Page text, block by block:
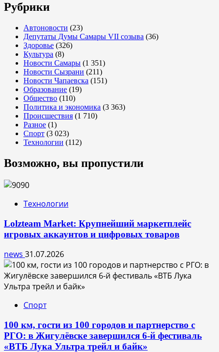
Рубрики
Автоновости (23)
Депутаты Думы Самары VII созыва (36)
Здоровье (326)
Культура (8)
Новости Самары (1 351)
Новости Сызрани (211)
Новости Чапаевска (151)
Образование (19)
Общество (110)
Политика и экономика (3 363)
Происшествия (1 710)
Разное (1)
Спорт (3 023)
Технологии (112)
Возможно, вы пропустили
Технологии
Lolzteam Market: Крупнейший маркетплейс
игровых аккаунтов и цифровых товаров
news 31.07.2026
Спорт
100 км, гости из 100 городов и партнерство с
РГО: в Жигулёвске завершился 6-й фестиваль
«ВТБ Лука Ультра трейл и байк»